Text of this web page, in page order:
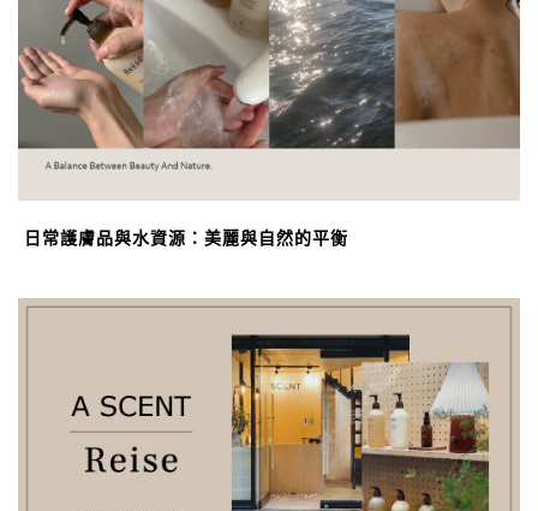
日常護膚品與水資源：美麗與自然的平衡